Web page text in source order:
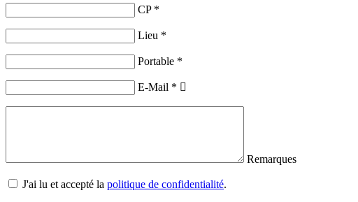
CP *
Lieu *
Portable *
E-Mail *
Remarques
J'ai lu et accepté la politique de confidentialité.